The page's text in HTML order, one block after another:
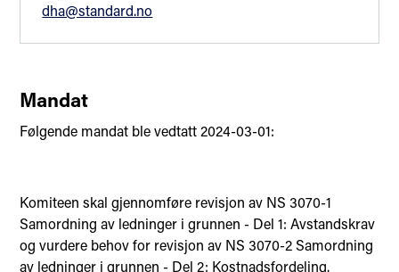
dha@standard.no
Mandat
Følgende mandat ble vedtatt 2024-03-01:
Komiteen skal gjennomføre revisjon av NS 3070-1
Samordning av ledninger i grunnen - Del 1: Avstandskrav
og vurdere behov for revisjon av NS 3070-2 Samordning
av ledninger i grunnen - Del 2: Kostnadsfordeling.